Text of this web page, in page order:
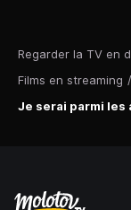
Regarder la TV en
Films en streaming /
Je serai parmi les